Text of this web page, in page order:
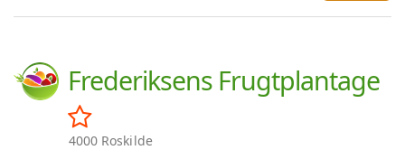
Frederiksens Frugtplantage
4000 Roskilde